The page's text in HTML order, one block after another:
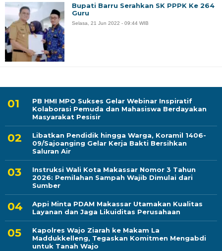
PB HMI MPO Sukses Gelar Webinar Inspiratif
Kolaborasi Pemuda dan Mahasiswa Berdayakan
Masyarakat Pesisir
Libatkan Pendidik hingga Warga, Koramil 1406-
09/Sajoanging Gelar Kerja Bakti Bersihkan
Saluran Air
Instruksi Wali Kota Makassar Nomor 3 Tahun
2026: Pemilahan Sampah Wajib Dimulai dari
Sumber
Appi Minta PDAM Makassar Utamakan Kualitas
Layanan dan Jaga Likuiditas Perusahaan
Kapolres Wajo Ziarah ke Makam La
Maddukkelleng, Tegaskan Komitmen Mengabdi
untuk Tanah Wajo
Bupati Barru Serahkan SK PPPK Ke 264
Guru
Selasa, 21 Jun 2022 - 09:44 WIB